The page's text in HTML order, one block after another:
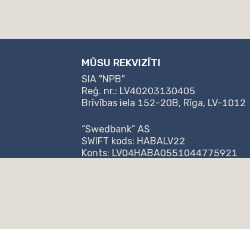
MŪSU REKVIZĪTI
SIA "NPB"
Reģ. nr.: LV40203130405
Brīvības iela 152-20B, Rīga, LV-1012
“Swedbank” AS
SWIFT kods: HABALV22
Konts: LV04HABA0551044775921